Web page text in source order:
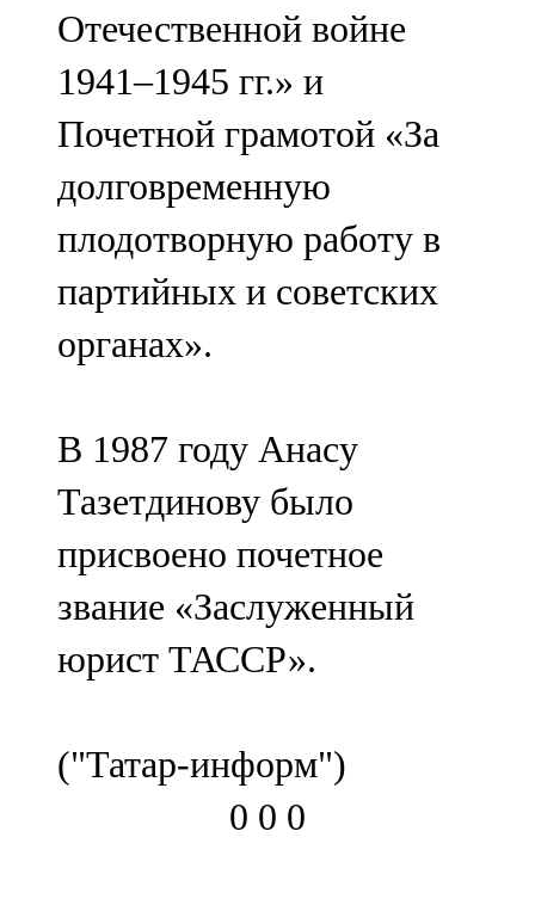
Отечественной войне
1941–1945 гг.» и
Почетной грамотой «За
долговременную
плодотворную работу в
партийных и советских
органах».
В 1987 году Анасу
Тазетдинову было
присвоено почетное
звание «Заслуженный
юрист ТАССР».
("Татар-информ")
0 0 0